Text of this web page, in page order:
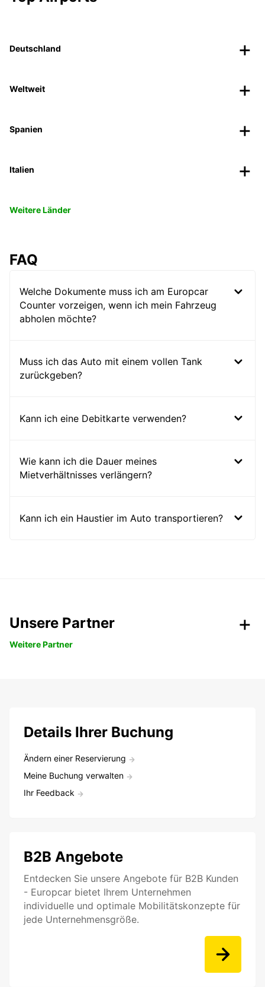
Deutschland
Weltweit
Spanien
Italien
Weitere Länder
FAQ
Welche Dokumente muss ich am Europcar
Counter vorzeigen, wenn ich mein Fahrzeug
abholen möchte?
Muss ich das Auto mit einem vollen Tank
zurückgeben?
Kann ich eine Debitkarte verwenden?
Wie kann ich die Dauer meines
Mietverhältnisses verlängern?
Kann ich ein Haustier im Auto transportieren?
Unsere Partner
Weitere Partner
Details Ihrer Buchung
Ändern einer Reservierung
Meine Buchung verwalten
Ihr Feedback
B2B Angebote
Entdecken Sie unsere Angebote für B2B Kunden
- Europcar bietet Ihrem Unternehmen
individuelle und optimale Mobilitätskonzepte für
jede Unternehmensgröße.